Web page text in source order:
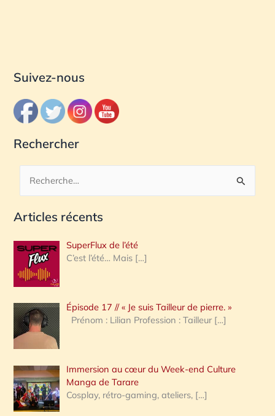
Suivez-nous
Rechercher
c
e
r
c
h
e
:
Articles récents
SuperFlux de l’été
C’est l’été… Mais […]
Épisode 17 // « Je suis Tailleur de pierre. »
Prénom : Lilian Profession : Tailleur […]
Immersion au cœur du Week-end Culture
Manga de Tarare
Cosplay, rétro-gaming, ateliers, […]